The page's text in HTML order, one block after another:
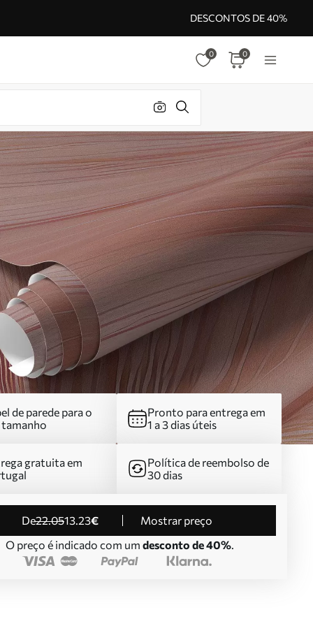
DESCONTOS DE 40%
0 0
de parede para o
tamanho
Pronto para entrega em
1 a 3 dias úteis
gratuita em
Política de reembolso de
30 dias
de22.0513.23€
Mostrar preço
O preço é indicado com um desconto de 40%.